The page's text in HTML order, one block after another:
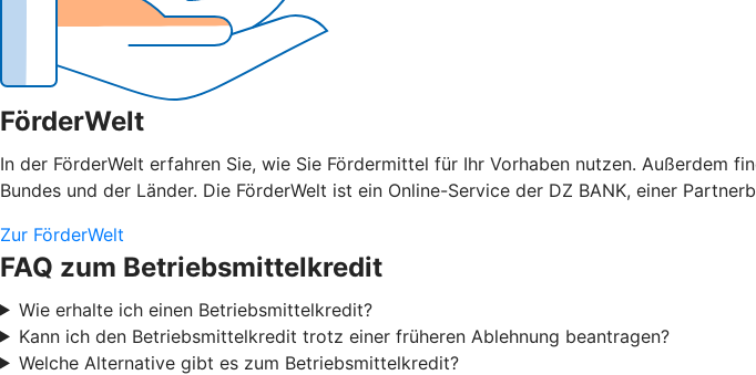
FörderWelt
In der FörderWelt erfahren Sie, wie Sie Fördermittel für Ihr Vorhaben nutzen.
Bundes und der Länder. Die FörderWelt ist ein Online-Service der DZ BANK, einer
Zur FörderWelt
FAQ zum Betriebsmittelkredit
Wie erhalte ich einen Betriebsmittelkredit?
Kann ich den Betriebsmittelkredit trotz einer früheren Ablehnung beantragen?
Welche Alternative gibt es zum Betriebsmittelkredit?